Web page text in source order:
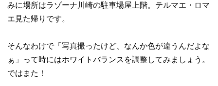
みに場所はラゾーナ川崎の駐車場屋上階。テルマエ・ロマ
エ見た帰りです。
そんなわけで「写真撮ったけど、なんか色が違うんだよな
ぁ」って時にはホワイトバランスを調整してみましょう。
ではまた！